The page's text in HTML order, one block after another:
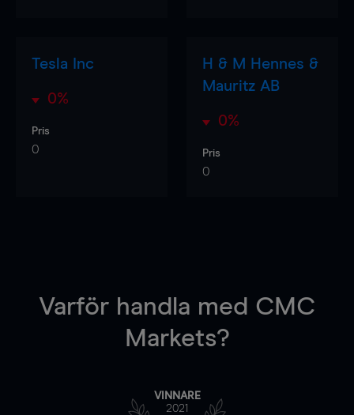
Tesla Inc
0%
Pris
0
H & M Hennes &
Mauritz AB
0%
Pris
0
Varför handla med CMC
Markets?
VINNARE
2021